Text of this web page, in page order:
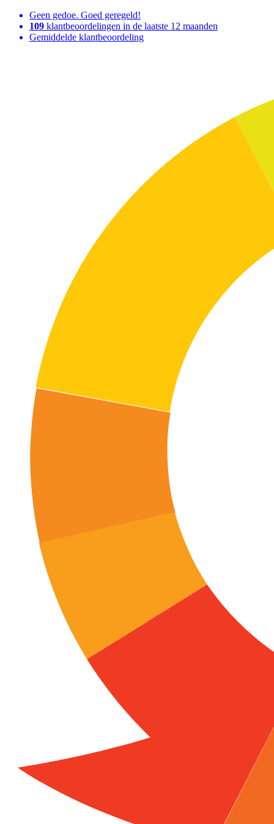
Geen gedoe. Goed geregeld!
109 klantbeoordelingen in de laatste 12 maanden
Gemiddelde klantbeoordeling